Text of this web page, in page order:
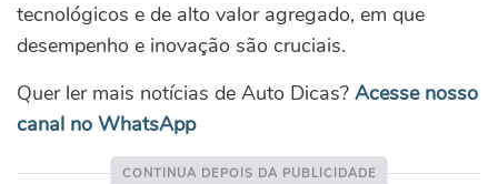
tecnológicos e de alto valor agregado, em que
desempenho e inovação são cruciais.
Quer ler mais notícias de Auto Dicas? Acesse nosso
canal no WhatsApp